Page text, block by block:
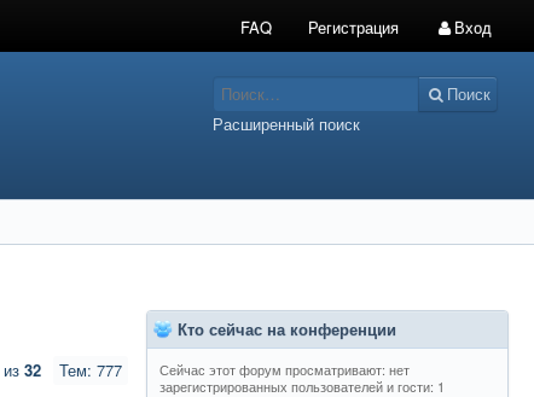
FAQ Регистрация Вход
Поиск
Расширенный поиск
Тем: 777
из 32
Кто сейчас на конференции
Сейчас этот форум просматривают: нет
зарегистрированных пользователей и гости: 1